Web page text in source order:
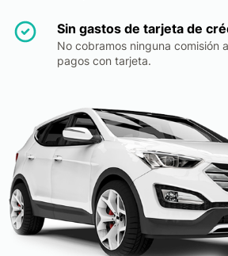
Sin gastos de tarjeta de
No cobramos ninguna comisión
pagos con tarjeta.